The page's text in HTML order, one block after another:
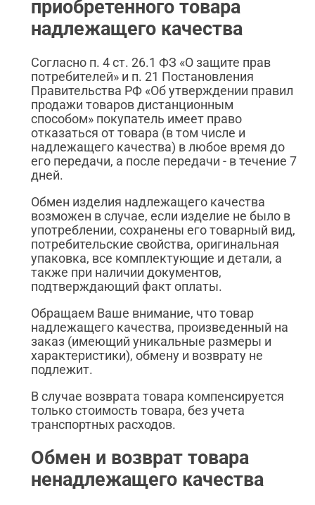
приобретенного товара
надлежащего качества
Согласно п. 4 ст. 26.1 ФЗ «О защите прав
потребителей» и п. 21 Постановления
Правительства РФ «Об утверждении правил
продажи товаров дистанционным
способом» покупатель имеет право
отказаться от товара (в том числе и
надлежащего качества) в любое время до
его передачи, а после передачи - в течение 7
дней.
Обмен изделия надлежащего качества
возможен в случае, если изделие не было в
употреблении, сохранены его товарный вид,
потребительские свойства, оригинальная
упаковка, все комплектующие и детали, а
также при наличии документов,
подтверждающий факт оплаты.
Обращаем Ваше внимание, что товар
надлежащего качества, произведенный на
заказ (имеющий уникальные размеры и
характеристики), обмену и возврату не
подлежит.
В случае возврата товара компенсируется
только стоимость товара, без учета
транспортных расходов.
Обмен и возврат товара
ненадлежащего качества